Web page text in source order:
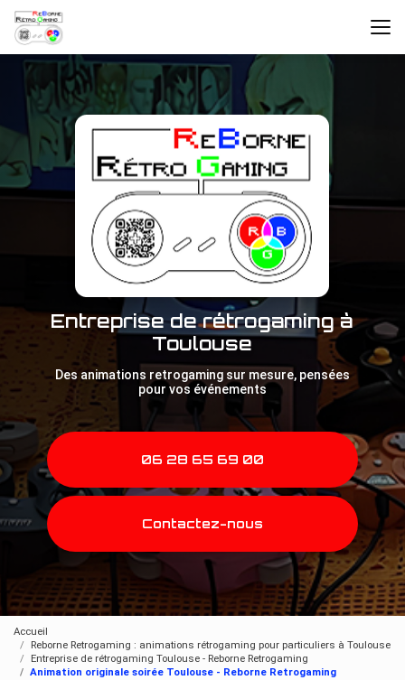
Aller
contenu
principal
Entreprise de rétrogaming à
Toulouse
Des animations retrogaming sur mesure, pensées
pour vos événements
06 28 65 69 00
Contactez-nous
Accueil
Reborne Retrogaming : animations rétrogaming pour particuliers à Toulouse
Entreprise de rétrogaming Toulouse - Reborne Retrogaming
Animation originale soirée Toulouse - Reborne Retrogaming